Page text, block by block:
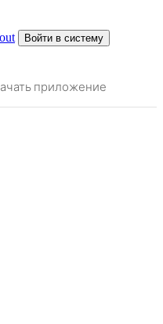
Войти в систему
приложение